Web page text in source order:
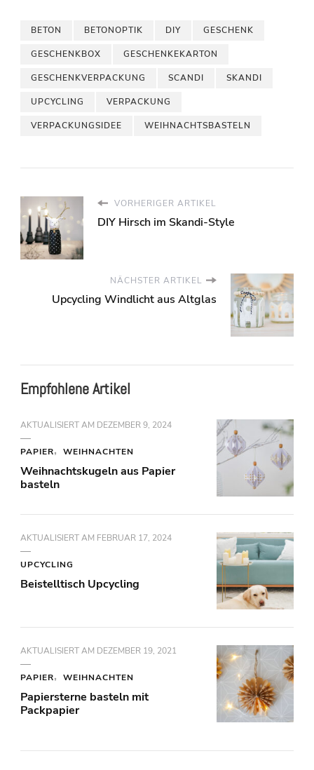
BETON BETONOPTIK DIY GESCHENK
GESCHENKBOX GESCHENKEKARTON
GESCHENKVERPACKUNG SCANDI SKANDI
UPCYCLING VERPACKUNG
VERPACKUNGSIDEE WEIHNACHTSBASTELN
VORHERIGER ARTIKEL
DIY Hirsch im Skandi-Style
NÄCHSTER ARTIKEL
Upcycling Windlicht aus Altglas
Empfohlene Artikel
AKTUALISIERT AM DEZEMBER 9, 2024
PAPIER WEIHNACHTEN
Weihnachtskugeln aus Papier
basteln
AKTUALISIERT AM FEBRUAR 17, 2024
UPCYCLING
Beistelltisch Upcycling
AKTUALISIERT AM DEZEMBER 19, 2021
PAPIER WEIHNACHTEN
Papiersterne basteln mit
Packpapier